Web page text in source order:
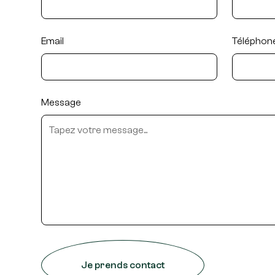
Email
Message
Je prends contact